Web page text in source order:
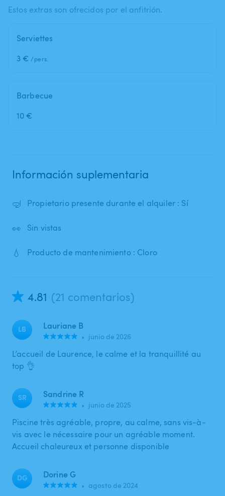
Estos extras son ofrecidos por el anfitrión.
Serviettes
3 € /pers.
Barbecue
10 €
Información suplementaria
🤿 Propietario presente durante el alquiler : Sí
👀 Sin vistas
💧 Producto de mantenimiento : Cloro
4.81 (21 comentarios)
LB Lauriane B
• junio de 2026
L’accueil de Laurence, le calme et la tranquillité au
top 👌
SR Sandrine R
• junio de 2025
Piscine très agréable, propre, au calme, sans vis-à-
vis avec le nécessaire pour un agréable moment.
Accueil chaleureux et personne disponible
DG Dorine G
• agosto de 2024